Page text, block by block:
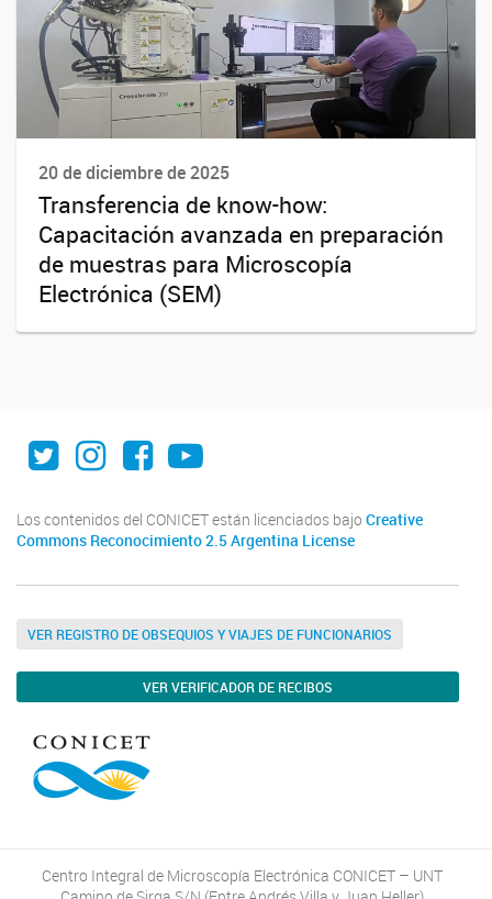
20 de diciembre de 2025
Transferencia de know-how:
Capacitación avanzada en preparación
de muestras para Microscopía
Electrónica (SEM)
Twitter
Instagram
Facebook
Youtube
Los contenidos del CONICET están licenciados bajo Creative
Commons Reconocimiento 2.5 Argentina License
VER REGISTRO DE OBSEQUIOS Y VIAJES DE FUNCIONARIOS
VER VERIFICADOR DE RECIBOS
Centro Integral de Microscopía Electrónica CONICET – UNT